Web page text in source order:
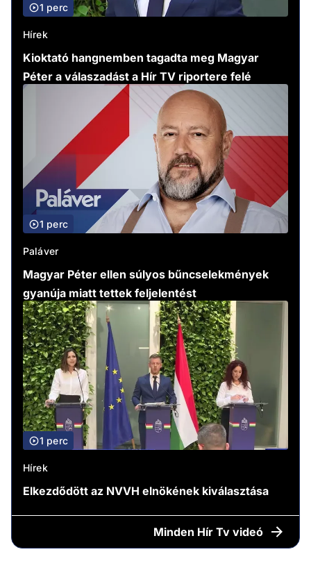
1 perc
Hírek
Kioktató hangnemben tagadta meg Magyar
Péter a válaszadást a Hír TV riportere felé
1 perc
Paláver
Magyar Péter ellen súlyos bűncselekmények
gyanúja miatt tettek feljelentést
1 perc
Hírek
Elkezdődött az NVVH elnökének kiválasztása
Minden Hír Tv videó